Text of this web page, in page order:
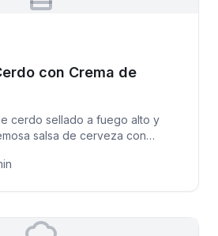
con Crema de
cerdo sellado a fuego alto y
salsa de cerveza con